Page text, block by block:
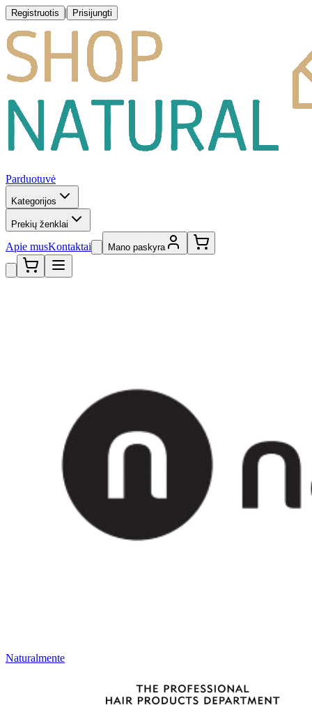
Registruotis | Prisijungti
Parduotuvė
Kategorijos
Prekių ženklai
Apie musKontaktai Mano paskyra
Naturalmente